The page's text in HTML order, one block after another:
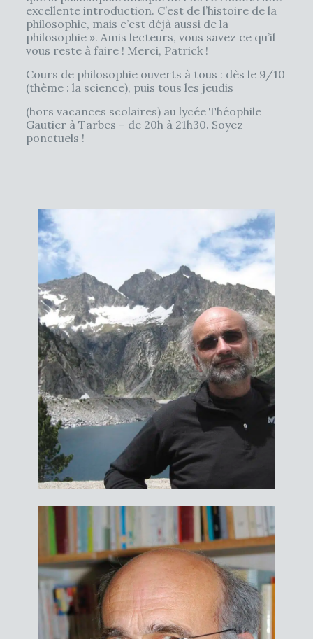
excellente introduction. C’est de l’histoire de la
philosophie, mais c’est déjà aussi de la
philosophie ». Amis lecteurs, vous savez ce qu’il
vous reste à faire ! Merci, Patrick !
Cours de philosophie ouverts à tous : dès le 9/10
(thème : la science), puis tous les jeudis
(hors vacances scolaires) au lycée Théophile
Gautier à Tarbes – de 20h à 21h30. Soyez
ponctuels !